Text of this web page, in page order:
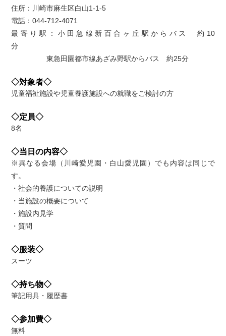
住所：川崎市麻生区白山1-1-5
電話：044-712-4071
最寄り駅：小田急線新百合ヶ丘駅からバス 約10
分
東急田園都市線あざみ野駅からバス 約25分
◇対象者◇
児童福祉施設や児童養護施設への就職をご検討の方
◇定員◇
8名
◇当日の内容◇
※異なる会場（川崎愛児園・白山愛児園）でも内容は同じで
す。
・社会的養護についての説明
・当施設の概要について
・施設内見学
・質問
◇服装◇
スーツ
◇持ち物◇
筆記用具・履歴書
◇参加費◇
無料